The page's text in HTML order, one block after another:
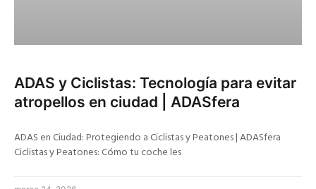
ADAS y Ciclistas: Tecnología para evitar
atropellos en ciudad | ADASfera
ADAS en Ciudad: Protegiendo a Ciclistas y Peatones | ADASfera
Ciclistas y Peatones: Cómo tu coche les